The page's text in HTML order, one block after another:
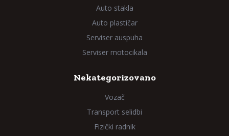
Auto stakla
Auto plastičar
Serviser auspuha
Serviser motocikala
Nekategorizovano
Vozač
Transport selidbi
Fizički radnik